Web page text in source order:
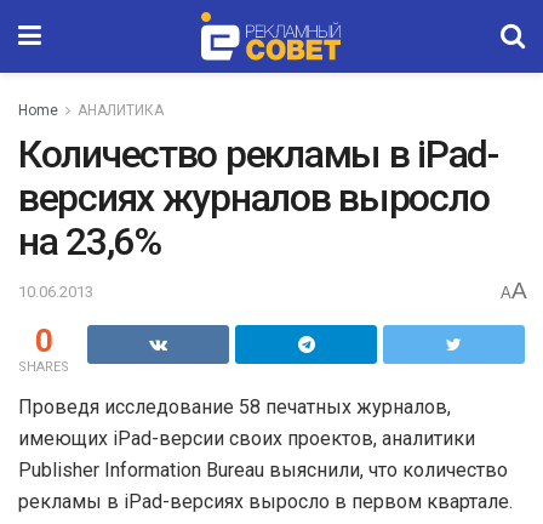
Home АНАЛИТИКА
Количество рекламы в iPad-
версиях журналов выросло
на 23,6%
10.06.2013 AA
0
SHARES
Проведя исследование 58 печатных журналов,
имеющих iPad-версии своих проектов, аналитики
Publisher Information Bureau выяснили, что количество
рекламы в iPad-версиях выросло в первом квартале.